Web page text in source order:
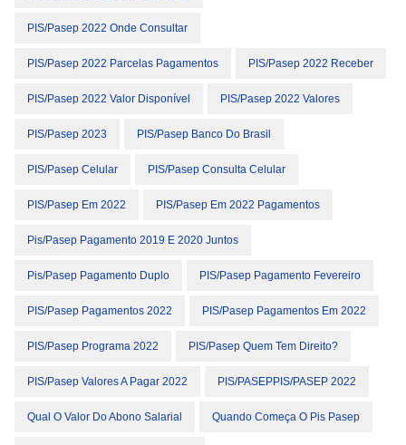
PIS/Pasep 2022 Onde Consultar
PIS/Pasep 2022 Parcelas Pagamentos PIS/Pasep 2022 Receber
PIS/Pasep 2022 Valor Disponível PIS/Pasep 2022 Valores
PIS/Pasep 2023 PIS/Pasep Banco Do Brasil
PIS/Pasep Celular PIS/Pasep Consulta Celular
PIS/Pasep Em 2022 PIS/Pasep Em 2022 Pagamentos
Pis/pasep Pagamento 2019 E 2020 Juntos
Pis/pasep Pagamento Duplo PIS/Pasep Pagamento Fevereiro
PIS/Pasep Pagamentos 2022 PIS/Pasep Pagamentos Em 2022
PIS/Pasep Programa 2022 PIS/Pasep Quem Tem Direito?
PIS/Pasep Valores A Pagar 2022 PIS/PASEPPIS/PASEP 2022
Qual O Valor Do Abono Salarial Quando Começa O Pis Pasep